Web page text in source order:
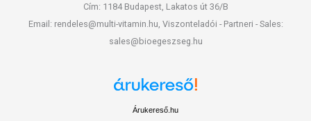
Cím: 1184 Budapest, Lakatos út 36/B
Email: rendeles@multi-vitamin.hu, Viszonteladói - Partneri - Sales:
sales@bioegeszseg.hu
Árukereső.hu